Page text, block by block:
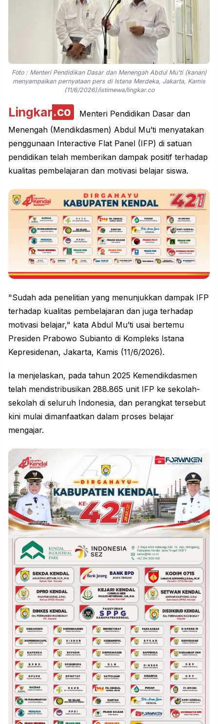
Foto : Menteri Pendidikan Dasar dan Menengah Abdul Mu'ti (kanan)
menyampaikan pernyataan pers di Istana Merdeka, Jakarta, Kamis
(11/6/2026)/istimewa/lingkar.co
Lingkar.co
Menteri Pendidikan Dasar dan
Menengah (Mendikdasmen) Abdul Mu’ti menyatakan
penggunaan Interactive Flat Panel (IFP) di satuan
pendidikan telah memberikan dampak positif terhadap
kualitas pembelajaran dan motivasi belajar siswa.
"Sudah ada penelitian yang menunjukkan dampak IFP
terhadap kualitas pembelajaran dan juga terhadap
motivasi belajar," kata Abdul Mu’ti usai bertemu
Presiden Prabowo Subianto di Kompleks Istana
Kepresidenan, Jakarta, Kamis (11/6/2026).
Ia menjelaskan, pada tahun 2025 Kemendikdasmen
telah mendistribusikan 288.865 unit IFP ke sekolah-
sekolah di seluruh Indonesia, dan perangkat tersebut
kini mulai dimanfaatkan dalam proses belajar
mengajar.